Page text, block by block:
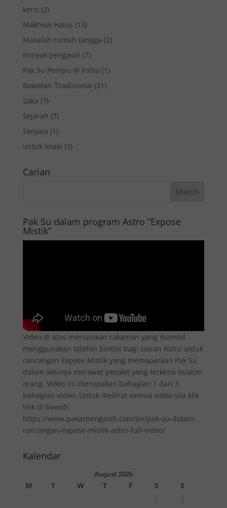
keris (2)
Makhluk Halus (13)
Masalah rumah tangga (2)
minyak pengasih (7)
Pak Su Penipu @ Palsu (1)
Rawatan Tradisional (31)
Saka (7)
Sejarah (7)
Senjata (1)
untuk lelaki (3)
Carian
Pak Su dalam program Astro “Expose
Mistik”
Video di atas merupakan rakaman yang diambil
menggunakan telefon bimbit bagi siaran Astro untuk
rancangan Expose Mistik yang memaparkan Pak Su
dalam aksinya merawat pesakit yang terkena buatan
orang. Video ini merupakan bahagian 1 dari 3
bahagian video. Untuk melihat semua video sila klik
link di bawah:
https://www.pakarpengasih.com/jin/pak-su-dalam-
rancangan-expose-mistik-astro-full-video/
Kalendar
August 2026
M T W T F S
S
1
2